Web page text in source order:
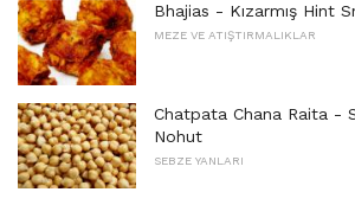
Bhajias - Kızarmış Hint
MEZE VE ATIŞTIRMALIKLAR
Chatpata Chana Raita -
Nohut
SEBZE YANLARI